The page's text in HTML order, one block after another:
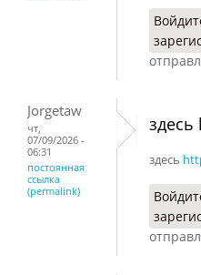
Jorgetaw
чт,
07/09/2026 -
06:31
постоянная
ссылка
(permalink)
здесь